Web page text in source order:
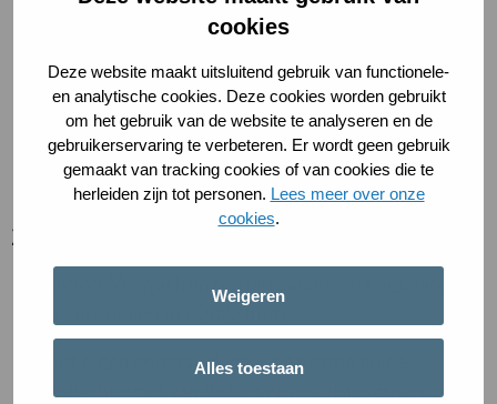
cookies
Deze website maakt uitsluitend gebruik van functionele-
en analytische cookies. Deze cookies worden gebruikt
om het gebruik van de website te analyseren en de
gebruikerservaring te verbeteren. Er wordt geen gebruik
gemaakt van tracking cookies of van cookies die te
herleiden zijn tot personen. Lees meer over onze
cookies.
Weigeren
Alles toestaan
gemeente beleid mei 2023 (pdf)
Brief Bemoeienis van de gemeente bij de openbare
orde is beperkt januari 2023 (pdf)
2022
burgers december 2022 (pdf)
Brief eigen onderzoek naar de positie en de
verwachtingen van de bewonersadviesgroep